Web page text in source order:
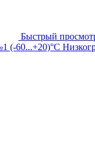
Быстрый
(-60...+20)°С